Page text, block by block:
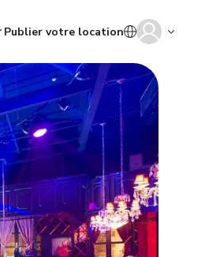
Publier votre location